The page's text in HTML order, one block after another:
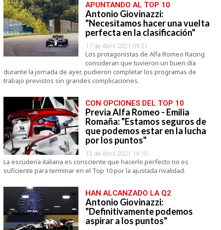
APUNTANDO AL TOP 10
Antonio Giovinazzi:
"Necesitamos hacer una vuelta
perfecta en la clasificación"
17 de Abril 2021 09:21
Los protagonistas de Alfa Romeo Racing
consideran que tuvieron un buen día
durante la jornada de ayer, pudieron completar los programas de
trabajo previstos sin grandes complicaciones.
CON OPCIONES DEL TOP 10
Previa Alfa Romeo - Emilia
Romaña: "Estamos seguros de
que podemos estar en la lucha
por los puntos"
13 de Abril 2021 14:10
La escudería italiana es consciente que hacerlo perfecto no es
suficiente para terminar en el Top 10 por la ajustada rivalidad.
HAN ALCANZADO LA Q2
Antonio Giovinazzi:
"Definitivamente podemos
aspirar a los puntos"